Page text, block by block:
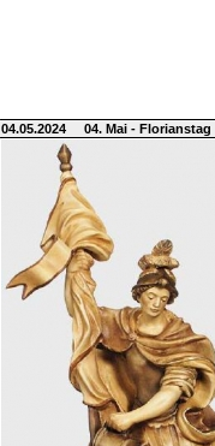
04.05.2024 04. Mai -